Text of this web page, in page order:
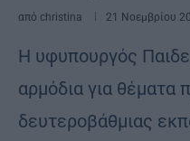
από christina 21 Νοεμβρίου
Η υφυπουργός
αρμόδια για θέματα
δευτεροβάθμιας